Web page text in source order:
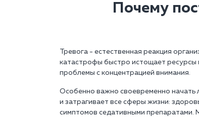
Почему
Тревога - естественная реакция
катастрофы быстро истощает ресурсы
проблемы с концентрацией внимания.
Особенно важно своевременно начать
и затрагивает все сферы жизни:
симптомов седативными препаратами.